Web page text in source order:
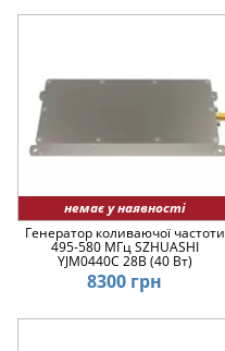
немає у наявності
Генератор коливаючої частоти
495-580 МГц SZHUASHI
YJM0440C 28В (40 Вт)
8300 грн